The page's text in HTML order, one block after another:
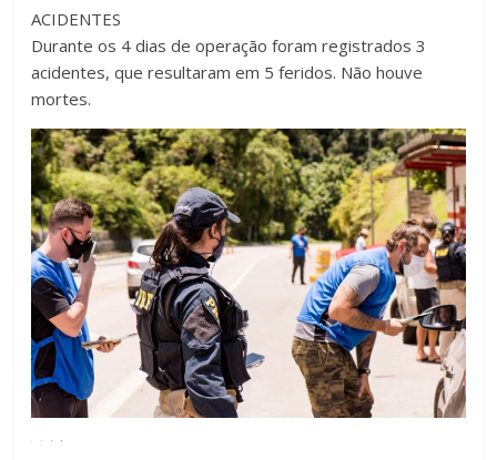
ACIDENTES
Durante os 4 dias de operação foram registrados 3
acidentes, que resultaram em 5 feridos. Não houve
mortes.